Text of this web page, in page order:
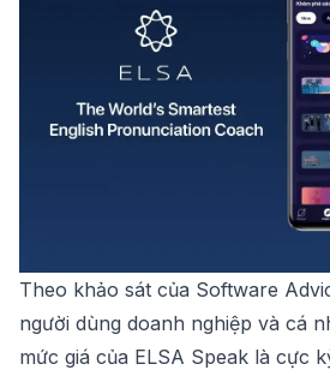
Theo khảo sát của Software
người dùng doanh nghiệp và cá
mức giá của ELSA Speak là cực